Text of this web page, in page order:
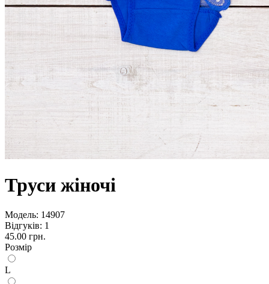
Труси жіночі
Модель: 14907
Відгуків: 1
45.00 грн.
Розмір
L